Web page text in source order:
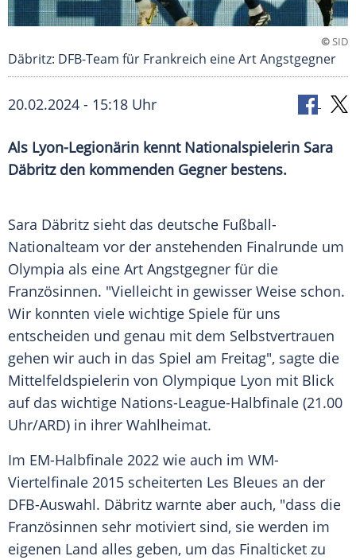
©SID
Däbritz: DFB-Team für Frankreich eine Art Angstgegner
20.02.2024 - 15:18 Uhr
Als Lyon-Legionärin kennt Nationalspielerin Sara
Däbritz den kommenden Gegner bestens.
Sara Däbritz sieht das deutsche Fußball-
Nationalteam vor der anstehenden Finalrunde um
Olympia als eine Art Angstgegner für die
Französinnen. "Vielleicht in gewisser Weise schon.
Wir konnten viele wichtige Spiele für uns
entscheiden und genau mit dem Selbstvertrauen
gehen wir auch in das Spiel am Freitag", sagte die
Mittelfeldspielerin von Olympique Lyon mit Blick
auf das wichtige Nations-League-Halbfinale (21.00
Uhr/ARD) in ihrer Wahlheimat.
Im EM-Halbfinale 2022 wie auch im WM-
Viertelfinale 2015 scheiterten Les Bleues an der
DFB-Auswahl. Däbritz warnte aber auch, "dass die
Französinnen sehr motiviert sind, sie werden im
eigenen Land alles geben, um das Finalticket zu